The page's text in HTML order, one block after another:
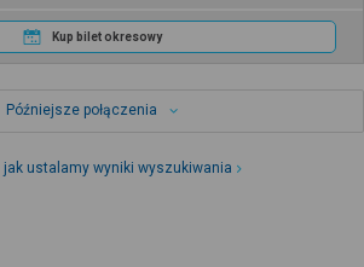
Kup bilet okresowy
Późniejsze połączenia
jak ustalamy wyniki wyszukiwania